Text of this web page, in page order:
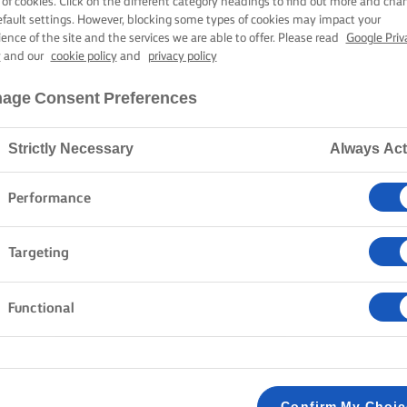
Home Συνταγές
ΠΟΔΙΑ ΣΑΣ ΚΑΙ ΔΕΙΤΕ ΤΙΣ
settings. However, blocking some types of cookies may impact your
of the site and the services we are able to offer. Please read
Google
and our cookie policyand privacy policy
Consent Preferences
Strictly Necessary Always
Performance
Targeting
Functional